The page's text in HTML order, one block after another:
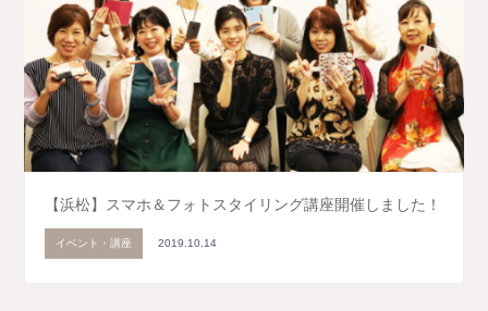
【浜松】スマホ＆フォトスタイリング講座開催しました！
イベント・講座 2019.10.14